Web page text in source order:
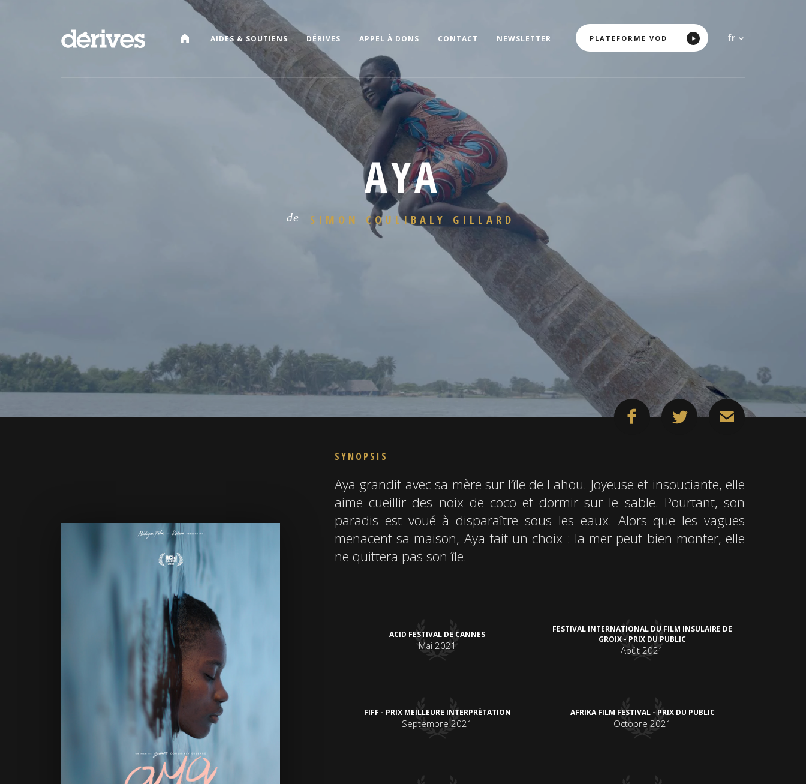
fr
PLATEFORME VOD
CATALOGUEAIDES & SOUTIENS DÉRIVES APPEL À DONS CONTACT NEWSLETTER
AYA
de SIMON COULIBALY GILLARD
SYNOPSIS
Aya grandit avec sa mère sur l’île de Lahou. Joyeuse et insouciante, elle
aime cueillir des noix de coco et dormir sur le sable. Pourtant, son
paradis est voué à disparaître sous les eaux. Alors que les vagues
menacent sa maison, Aya fait un choix : la mer peut bien monter, elle
ne quittera pas son île.
ACID FESTIVAL DE CANNES
Mai 2021
FESTIVAL INTERNATIONAL DU FILM INSULAIRE DE
GROIX - PRIX DU PUBLIC
Août 2021
FIFF - PRIX MEILLEURE INTERPRÉTATION
Septembre 2021
AFRIKA FILM FESTIVAL - PRIX DU PUBLIC
Octobre 2021